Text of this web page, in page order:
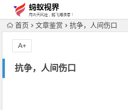
首页 文章鉴赏 抗争，人间伤口
抗争，人间伤口
A+